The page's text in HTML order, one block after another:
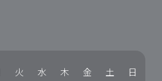
火 水 木 金 土 日